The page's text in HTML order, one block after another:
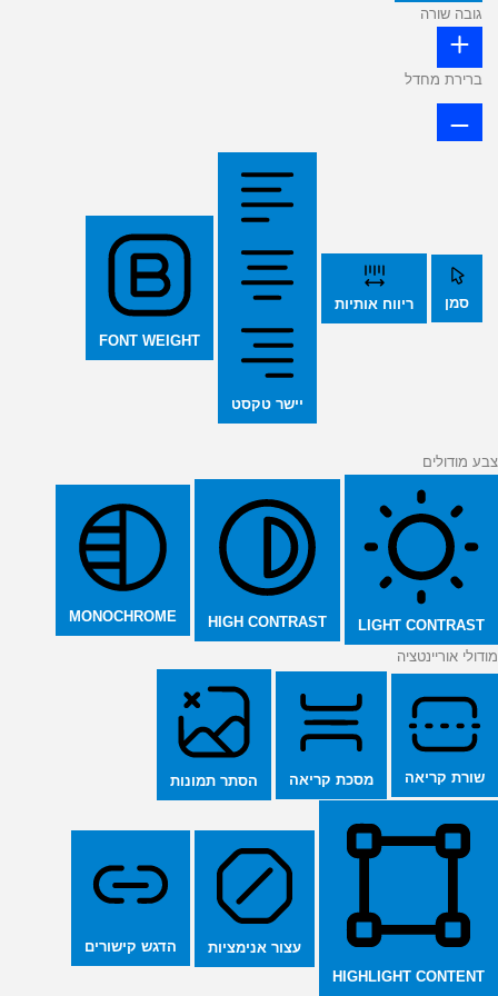
גובה שורה
ברירת מחדל
סמן ריווח אותיות
יישר טקסט
FONT WEIGHT
צבע מודולים
LIGHT CONTRAST
HIGH CONTRAST
MONOCHROME
מודולי אוריינטציה
שורת קריאה מסכת קריאה הסתר תמונות
HIGHLIGHT CONTENT
עצור אנימציות הדגש קישורים